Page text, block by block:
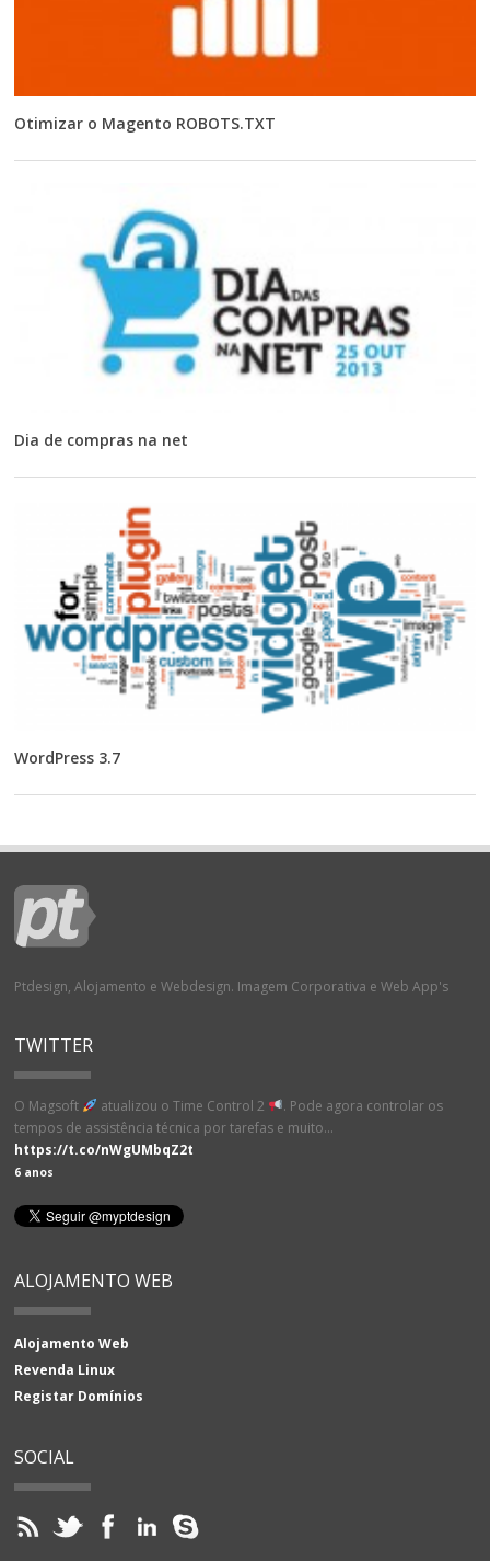
Otimizar o Magento ROBOTS.TXT
Dia de compras na net
WordPress 3.7
Ptdesign, Alojamento e Webdesign. Imagem Corporativa e Web App's
TWITTER
O Magsoft atualizou o Time Control 2
. Pode agora controlar os
tempos de assistência técnica por tarefas e muito…
https://t.co/nWgUMbqZ2t
6 anos
ALOJAMENTO WEB
Alojamento Web
Revenda Linux
Registar Domínios
SOCIAL